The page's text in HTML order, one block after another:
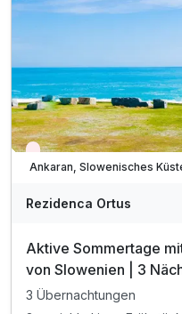
Nur noch Restplätze
Rezidenca Ortus
Aktive Sommertage
von Slowenien | 3
3 Übernachtungen